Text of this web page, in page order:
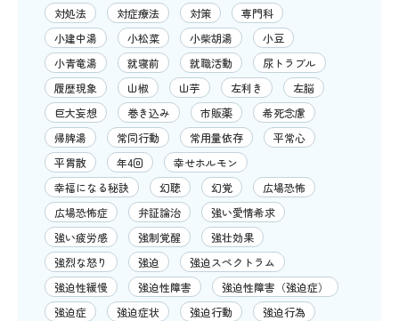
対処法
対症療法 対策
専門科
小建中湯
小松菜 小柴胡湯
小豆
小青竜湯
就寝前 就職活動
尿トラブル
履歴現象
山椒 山芋 左利き
左脳
巨大妄想
巻き込み 市販薬
希死念慮
帰脾湯
常同行動 常用量依存
平常心
平胃散
年4回
幸せホルモン
幸福になる秘訣
幻聴 幻覚
広場恐怖
広場恐怖症
弁証論治
強い愛情希求
強い疲労感
強制覚醒
強壮効果
強烈な怒り
強迫
強迫スペクトラム
強迫性緩慢
強迫性障害
強迫性障害（強迫症）
強迫症
強迫症状 強迫行動
強迫行為